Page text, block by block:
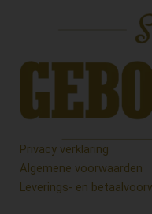
Privacy verklaring
Algemene voorwaarden
Leverings- en